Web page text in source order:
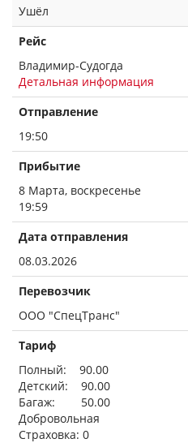
Ушёл
Рейс
Владимир-Судогда
Детальная информация
Отправление
19:50
Прибытие
8 Марта, воскресенье
19:59
Дата отправления
08.03.2026
Перевозчик
ООО "СпецТранс"
Тариф
Полный: 90.00
Детский: 90.00
Багаж: 50.00
Добровольная
Страховка: 0